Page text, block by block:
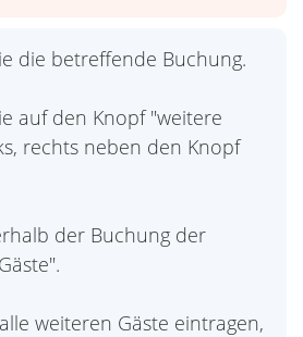
die betreffende Buchung.
auf den Knopf "weitere
rechts neben den Knopf
der Buchung der
weiteren Gäste eintragen,